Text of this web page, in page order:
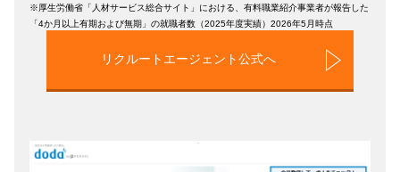
※厚生労働省「人材サービス総合サイト」における、有料職業紹介事業者が報告した
「4か月以上有期および無期」の就職者数（2025年度実績）2026年5月時点
リクルートエージェント公式へ